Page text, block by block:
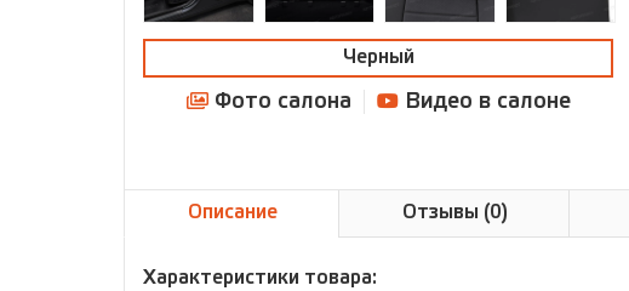
Черный
Фото салона Видео в салоне
Описание Отзывы (0)
Характеристики товара: